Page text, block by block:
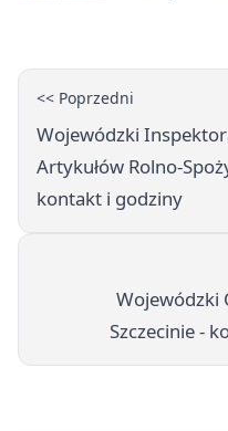
<< Poprzedni
Wojewódzki
Artykułów Rolno-
kontakt i godziny
Wojewódzki
Szczecinie -